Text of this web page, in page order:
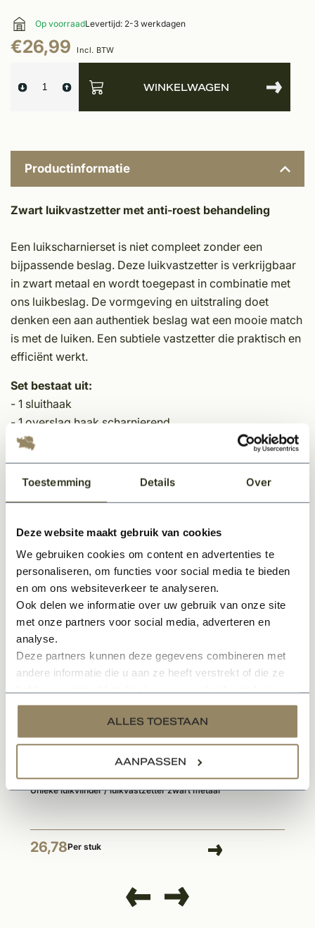
Toestemming Details Over
Deze website maakt gebruik van cookies
We gebruiken cookies om content en advertenties te
personaliseren, om functies voor social media te bieden
en om ons websiteverkeer te analyseren.
Ook delen we informatie over uw gebruik van onze site
met onze partners voor social media, adverteren en
analyse.
Deze partners kunnen deze gegevens combineren met
andere informatie die u aan ze heeft verstrekt of die ze
services.
ALLES TOESTAAN
AANPASSEN
Op voorraadLevertijd: 2-3 werkdagen
€26,99 Incl. BTW
WINKELWAGEN
Productinformatie
Zwart luikvastzetter met anti-roest behandeling
Een luikscharnierset is niet compleet zonder een
bijpassende beslag. Deze luikvastzetter is verkrijgbaar
in zwart metaal en wordt toegepast in combinatie met
ons luikbeslag. De vormgeving en uitstraling doet
denken een aan authentiek beslag wat een mooie match
is met de luiken. Een subtiele vastzetter die praktisch en
efficiënt werkt.
Set bestaat uit:
- 1 sluithaak
- 1 overslag haak scharnierend
- In 2 maten leverbaar
- Complete set inclusief aanslag en sluitklem om
klapperen tegen te gaan
Antiroest behandeld /zwart.
Gerelateerde producten
Unieke luikvlinder / luikvastzetter zwart metaal
26,78Per stuk